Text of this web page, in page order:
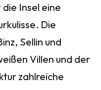
Insel eine
Die
Sellin und
Villen und der
zahlreiche